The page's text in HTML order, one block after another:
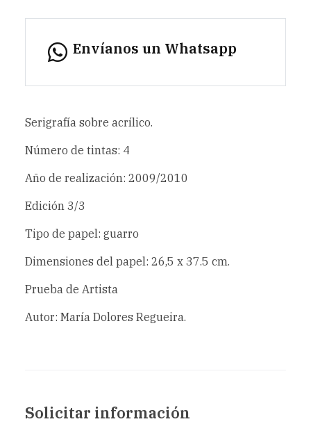
Envíanos un Whatsapp
Serigrafía sobre acrílico.
Número de tintas: 4
Año de realización: 2009/2010
Edición 3/3
Tipo de papel: guarro
Dimensiones del papel: 26,5 x 37.5 cm.
Prueba de Artista
Autor: María Dolores Regueira.
Solicitar información